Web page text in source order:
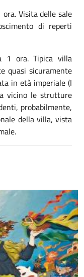
Visita delle sale
di reperti
1 ora. Tipica villa
quasi sicuramente
in età imperiale (I
vicino le strutture
probabilmente,
della villa, vista